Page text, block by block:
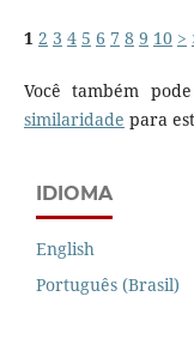
1 2 3 4 5 6 7 8 9 10 >
Você também
similaridade para
IDIOMA
English
Português (Brasil)